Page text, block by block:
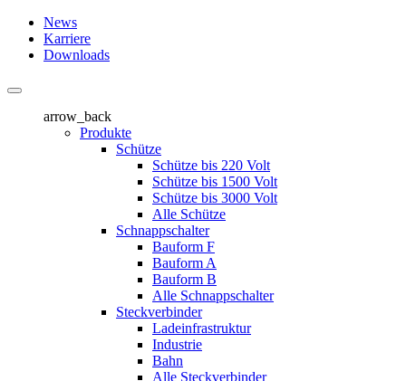
News
Karriere
Downloads
arrow_back
Produkte
Schütze
Schütze bis 220 Volt
Schütze bis 1500 Volt
Schütze bis 3000 Volt
Alle Schütze
Schnappschalter
Bauform F
Bauform A
Bauform B
Alle Schnappschalter
Steckverbinder
Ladeinfrastruktur
Industrie
Bahn
Alle Steckverbinder